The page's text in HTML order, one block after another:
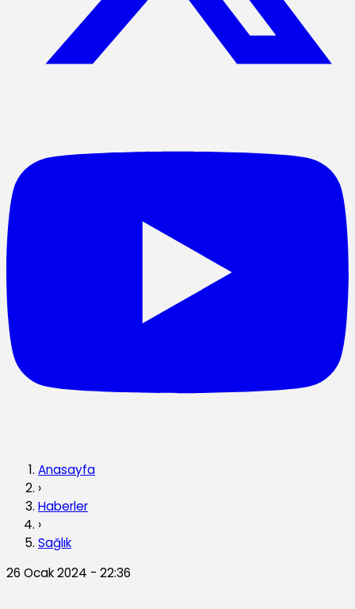
Anasayfa
›
Haberler
›
Sağlık
26 Ocak 2024 - 22:36